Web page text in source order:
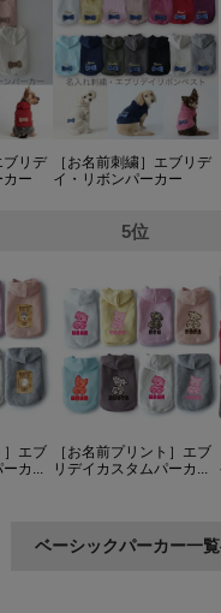
ブリデ
カー
［お名前刺繍］エブリデ
イ・リボンパーカー
］エブ
カ...
5位
［お名前プリント］エブ
リデイカスタムパーカ...
ベーシックパーカー一